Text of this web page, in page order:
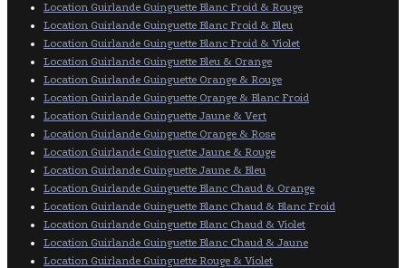
Location Guirlande Guinguette Blanc Froid & Rouge
Location Guirlande Guinguette Blanc Froid & Bleu
Location Guirlande Guinguette Blanc Froid & Violet
Location Guirlande Guinguette Bleu & Orange
Location Guirlande Guinguette Orange & Rouge
Location Guirlande Guinguette Orange & Blanc Froid
Location Guirlande Guinguette Jaune & Vert
Location Guirlande Guinguette Orange & Rose
Location Guirlande Guinguette Jaune & Rouge
Location Guirlande Guinguette Jaune & Bleu
Location Guirlande Guinguette Blanc Chaud & Orange
Location Guirlande Guinguette Blanc Chaud & Blanc Froid
Location Guirlande Guinguette Blanc Chaud & Violet
Location Guirlande Guinguette Blanc Chaud & Jaune
Location Guirlande Guinguette Rouge & Violet